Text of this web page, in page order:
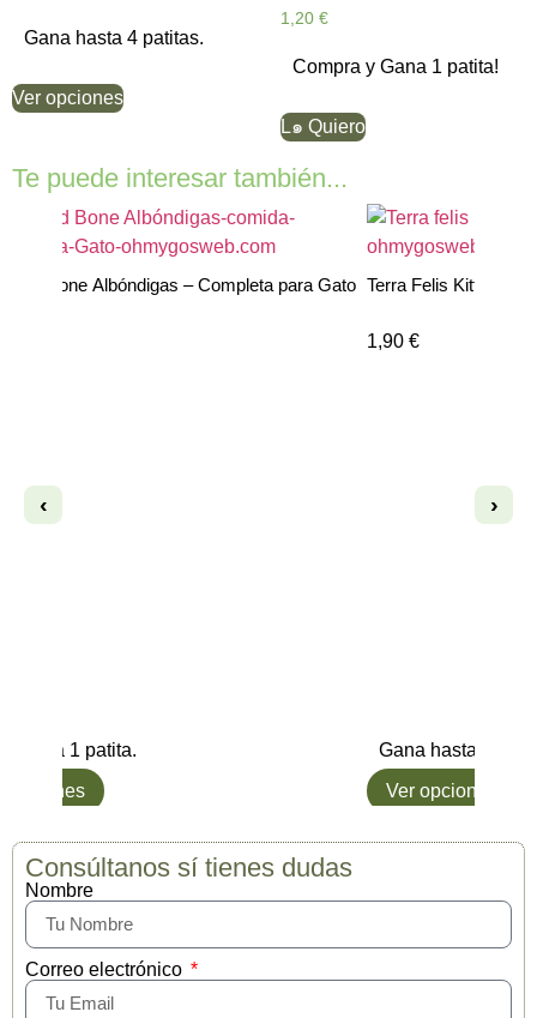
Gana hasta 4 patitas.
Ver opciones
1,20 €
Compra y Gana 1 patita!
L๑ Quiero
Te puede interesar también...
‹
and Bone Albóndigas – Completa para Gato
hasta 1 patita.
opciones
Terra Felis Kitten
1,90 €
Gana hasta 1
Ver opciones
›
Consúltanos sí tienes dudas
Nombre
Correo electrónico